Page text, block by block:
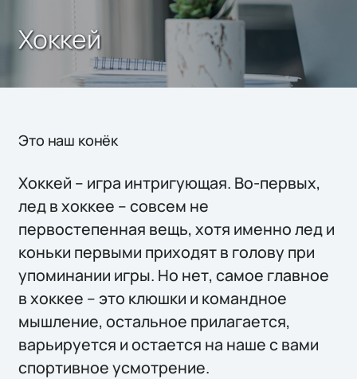
Хоккей
Это наш конёк
Хоккей – игра интригующая. Во-первых,
лед в хоккее – совсем не
первостепенная вещь, хотя именно лед и
коньки первыми приходят в голову при
упоминании игры. Но нет, самое главное
в хоккее – это клюшки и командное
мышление, остальное прилагается,
варьируется и остается на наше с вами
спортивное усмотрение.